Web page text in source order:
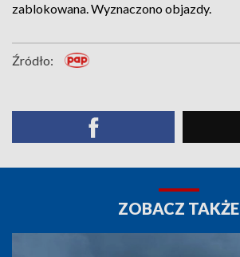
zablokowana. Wyznaczono objazdy.
Źródło:
ZOBACZ TAKŻE